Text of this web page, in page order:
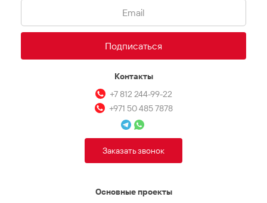
Основные проекты
Контакты
+7 812 244-99-22
+971 50 485 7878
Заказать звонок
Подписаться